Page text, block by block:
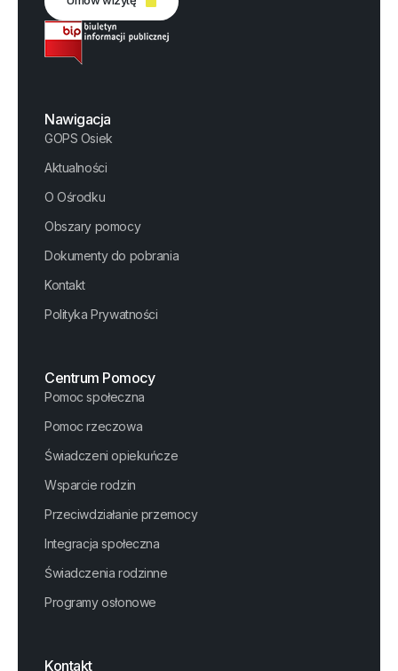
Nawigacja
GOPS Osiek
Aktualności
O Ośrodku
Obszary pomocy
Dokumenty do pobrania
Kontakt
Polityka Prywatności
Centrum Pomocy
Pomoc społeczna
Pomoc rzeczowa
Świadczeni opiekuńcze
Wsparcie rodzin
Przeciwdziałanie przemocy
Integracja społeczna
Świadczenia rodzinne
Programy osłonowe
Kontakt